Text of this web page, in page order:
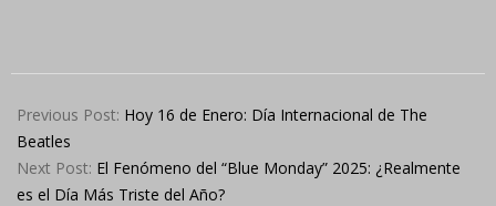
01-
17
Previous Post: Hoy 16 de Enero: Día Internacional de The
Beatles
Next Post: El Fenómeno del “Blue Monday” 2025: ¿Realmente
es el Día Más Triste del Año?